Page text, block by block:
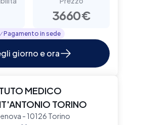
3660€
Pagamento in sede
giorno e ora
MEDICO
TORINO
- 10126 Torino